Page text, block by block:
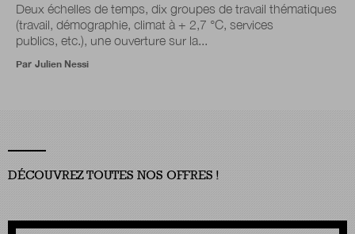
Deux échelles de temps, dix groupes de travail thématiques
(travail, démographie, climat à + 2,7 °C, services
publics, etc.), une ouverture sur la...
Par Julien Nessi
DÉCOUVREZ TOUTES NOS OFFRES !